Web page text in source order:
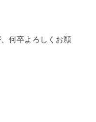
何卒よろしくお願